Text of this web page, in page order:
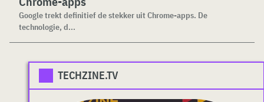
Google trekt definitief de stekker uit Chrome-apps. De
technologie, d...
TECHZINE.TV